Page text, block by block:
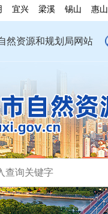
宜兴 梁溪 锡山 惠山
然资源和规划局网站